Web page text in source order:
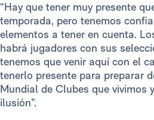
“Hay que tener muy presente
temporada, pero tenemos
elementos a tener en cuenta.
habrá jugadores con sus
tenemos que venir aquí con el
tenerlo presente para preparar
Mundial de Clubes que vivimos
ilusión”.